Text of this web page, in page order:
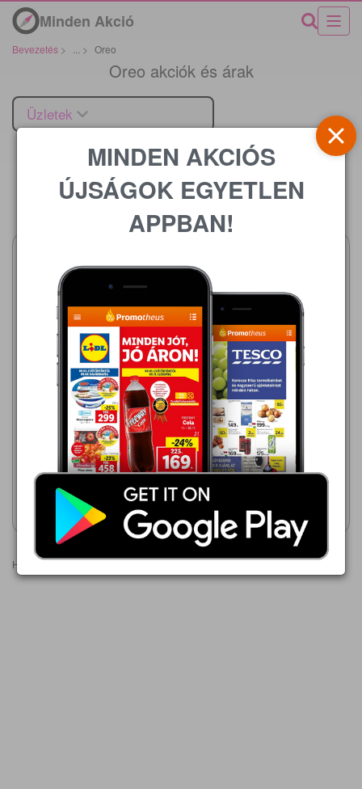
Minden Akció
Bevezetés > > Oreo
Oreo akciók és árak
Üzletek
Ár
2026.08.06 - 08.12
199,00 Ft
7days croissant
Akciós újság
megtekintése
Penny Market
2026.08.07 - 08.12
539,00 Ft
OREO
Akciós újság
megtekintése
Hirdetések
MINDEN AKCIÓS
ÚJSÁGOK EGYETLEN
APPBAN!